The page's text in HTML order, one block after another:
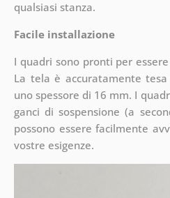
qualsiasi stanza.
Facile installazione
I quadri sono pronti per
La tela è accuratamente
uno spessore di 16 mm. I
ganci di sospensione (a
possono essere facilmente
vostre esigenze.